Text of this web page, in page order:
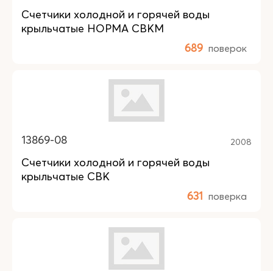
Счетчики холодной и горячей воды
крыльчатые НОРМА СВКМ
689 поверок
13869-08 2008
Счетчики холодной и горячей воды
крыльчатые СВК
631 поверка